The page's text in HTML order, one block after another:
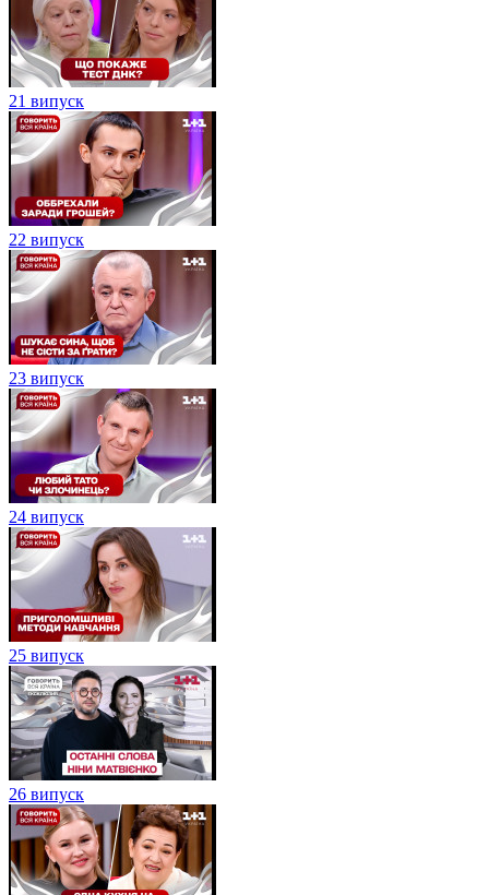
21 випуск
22 випуск
23 випуск
24 випуск
25 випуск
26 випуск